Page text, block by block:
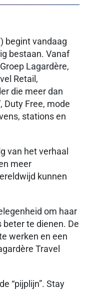
begint vandaag
bestaan. Vanaf
Lagardère,
Retail,
die meer dan
Duty Free, mode
stations en
van het verhaal
meer
kunnen
om haar
te dienen. De
werken en een
Travel
“pijplijn”. Stay